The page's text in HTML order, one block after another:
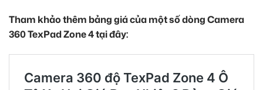
Tham khảo thêm bảng giá của một số dòng Camera
360 TexPad Zone 4 tại đây: